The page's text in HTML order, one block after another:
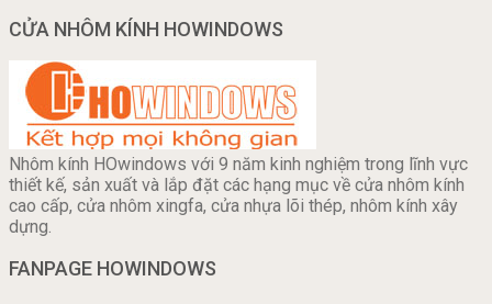
CỬA NHÔM KÍNH HOWINDOWS
Nhôm kính HOwindows với 9 năm kinh nghiệm trong lĩnh vực
thiết kế, sản xuất và lắp đặt các hạng mục về cửa nhôm kính
cao cấp, cửa nhôm xingfa, cửa nhựa lõi thép, nhôm kính xây
dựng.
FANPAGE HOWINDOWS